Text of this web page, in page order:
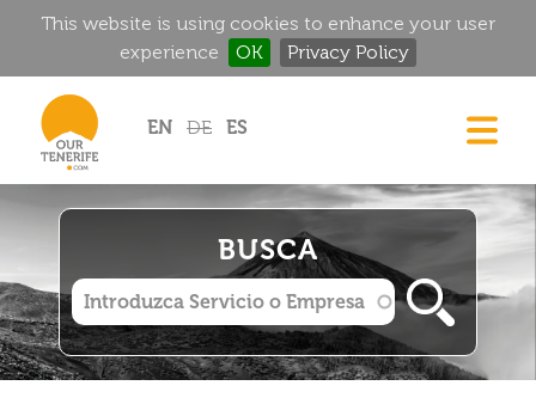
This website is using cookies to enhance your user
experience
OK
Privacy Policy
EN
DE ES
CASAS
GOURMET
MANSIONES HISTÓRICAS
RINCONES MÁGICOS
GOLF
BUSCA